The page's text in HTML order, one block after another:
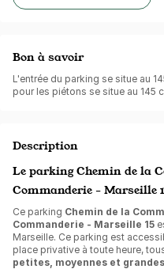
Bon à savoir
L'entrée du parking se situe au
pour les piétons se situe au 145
Description
Le parking Chemin de la
Commanderie - Marseille
Ce parking Chemin de la
Commanderie - Marseille 15
Marseille. Ce parking est
place privative à toute heure,
petites, moyennes et grandes